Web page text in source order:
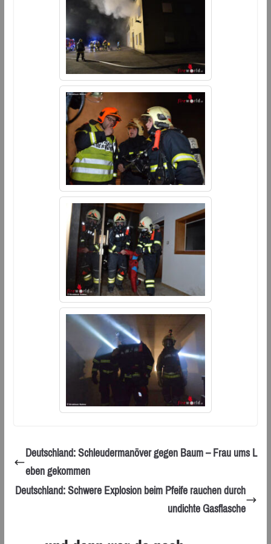
Deutschland: Schleudermanöver gegen Baum – Frau ums L
eben gekommen
Deutschland: Schwere Explosion beim Pfeife rauchen durch
undichte Gasflasche